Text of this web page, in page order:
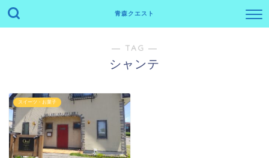
青森クエスト
― TAG ―
シャンテ
スイーツ・お菓子